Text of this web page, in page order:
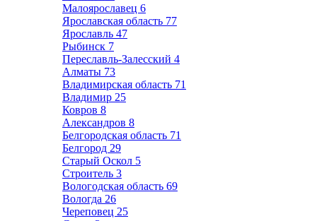
Малоярославец 6
Ярославская область 77
Ярославль 47
Рыбинск 7
Переславль-Залесский 4
Алматы 73
Владимирская область 71
Владимир 25
Ковров 8
Александров 8
Белгородская область 71
Белгород 29
Старый Оскол 5
Строитель 3
Вологодская область 69
Вологда 26
Череповец 25